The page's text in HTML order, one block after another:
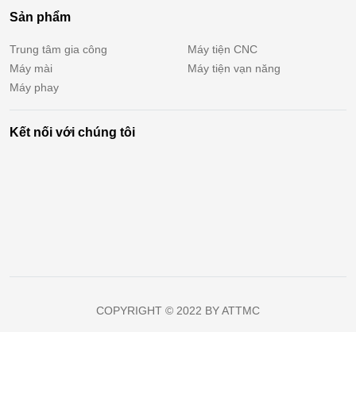
Sản phẩm
Trung tâm gia công
Máy tiện CNC
Máy mài
Máy tiện vạn năng
Máy phay
Kết nối với chúng tôi
COPYRIGHT © 2022 BY ATTMC